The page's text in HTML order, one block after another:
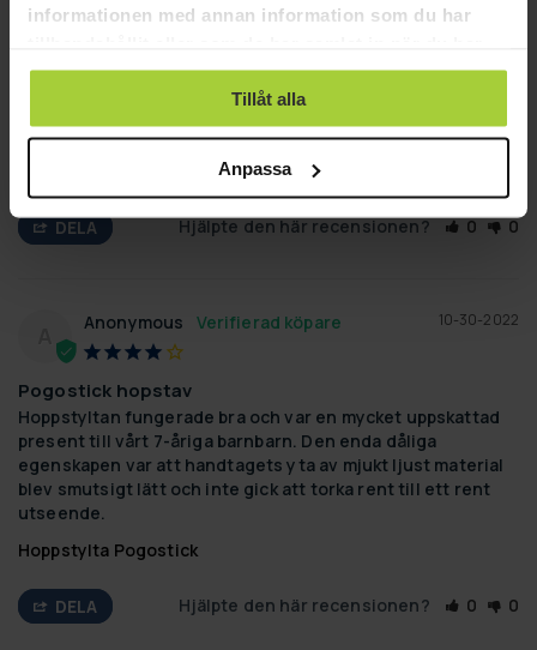
informationen med annan information som du har
använt deras tjänster.
Tillåt alla
Anpassa
A
12-30-2022
Anonymous
Helhetsmässigt nöjd med köpet. Mycket uppskattad av den
10-åriga pojken.
DELA Hjälpte den här recensionen? 0 0
10-30-2022
Anonymous
Pogostick hopstav
Hoppstyltan fungerade bra och var en mycket uppskattad
present till vårt 7-åriga barnbarn. Den enda dåliga
egenskapen var att handtagets yta av mjukt ljust material
blev smutsigt lätt och inte gick att torka rent till ett rent
utseende.
Hoppstylta Pogostick
DELA Hjälpte den här recensionen? 0 0